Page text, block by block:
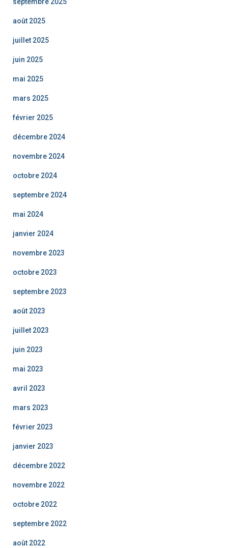
septembre 2025
août 2025
juillet 2025
juin 2025
mai 2025
mars 2025
février 2025
décembre 2024
novembre 2024
octobre 2024
septembre 2024
mai 2024
janvier 2024
novembre 2023
octobre 2023
septembre 2023
août 2023
juillet 2023
juin 2023
mai 2023
avril 2023
mars 2023
février 2023
janvier 2023
décembre 2022
novembre 2022
octobre 2022
septembre 2022
août 2022